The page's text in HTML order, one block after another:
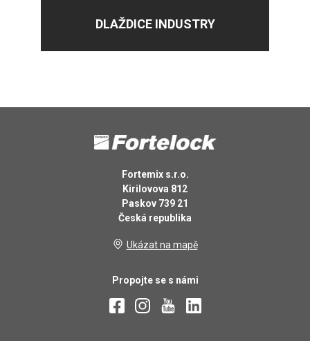
DLAŽDICE INDUSTRY
Fortemix s.r.o.
Kirilovova 812
Paskov 739 21
Česká republika
Ukázat na mapě
Propojte se s námi